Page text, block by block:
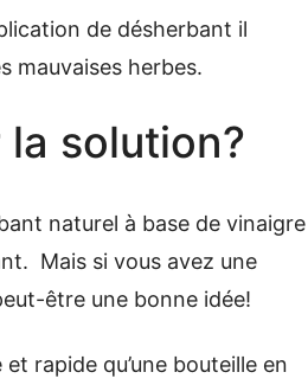
de désherbant il
mauvaises herbes.
solution?
naturel à base de vinaigre
Mais si vous avez une
être une bonne idée!
rapide qu’une bouteille en